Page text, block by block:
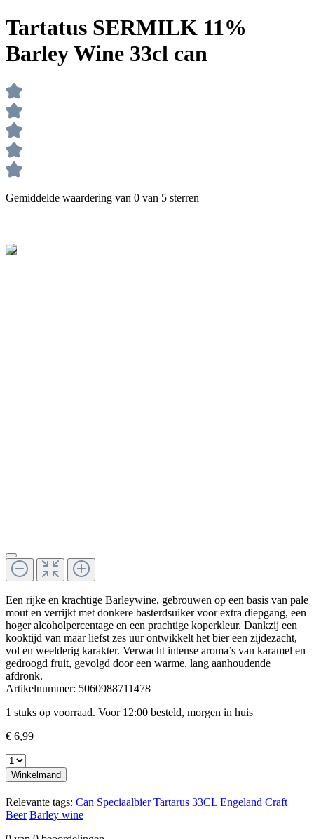
Tartatus SERMILK 11%
Barley Wine 33cl can
Gemiddelde waardering van 0 van 5 sterren
Een rijke en krachtige Barleywine, gebrouwen op een basis van pale
mout en verrijkt met donkere basterdsuiker voor extra diepgang, een
hoger alcoholpercentage en een prachtige koperkleur. Dankzij een
kooktijd van maar liefst zes uur ontwikkelt het bier een zijdezacht,
vol en weelderig karakter. Verwacht intense aroma’s van karamel en
gedroogd fruit, gevolgd door een warme, lang aanhoudende
afdronk.
Artikelnummer: 5060988711478
1 stuks op voorraad. Voor 12:00 besteld, morgen in huis
€ 6,99
Winkelmand
Relevante tags: Can Speciaalbier Tartarus 33CL Engeland Craft
Beer Barley wine